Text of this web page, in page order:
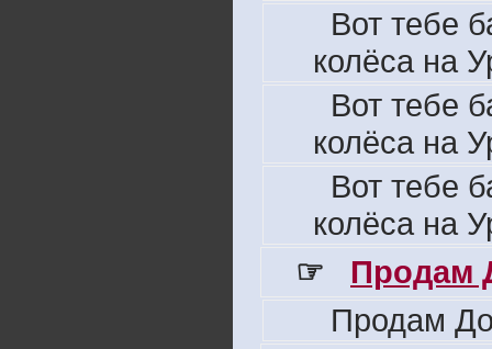
Вот тебе
колёса на
Вот тебе
колёса на
Вот тебе
колёса на
☞
Продам
Продам